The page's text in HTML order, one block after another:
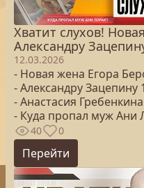
Хватит слухов!
Александру
12.03.2026
- Новая жена Егора
- Александру Зацепину
- Анастасия
- Куда пропал муж Ани
40 0
Перейти